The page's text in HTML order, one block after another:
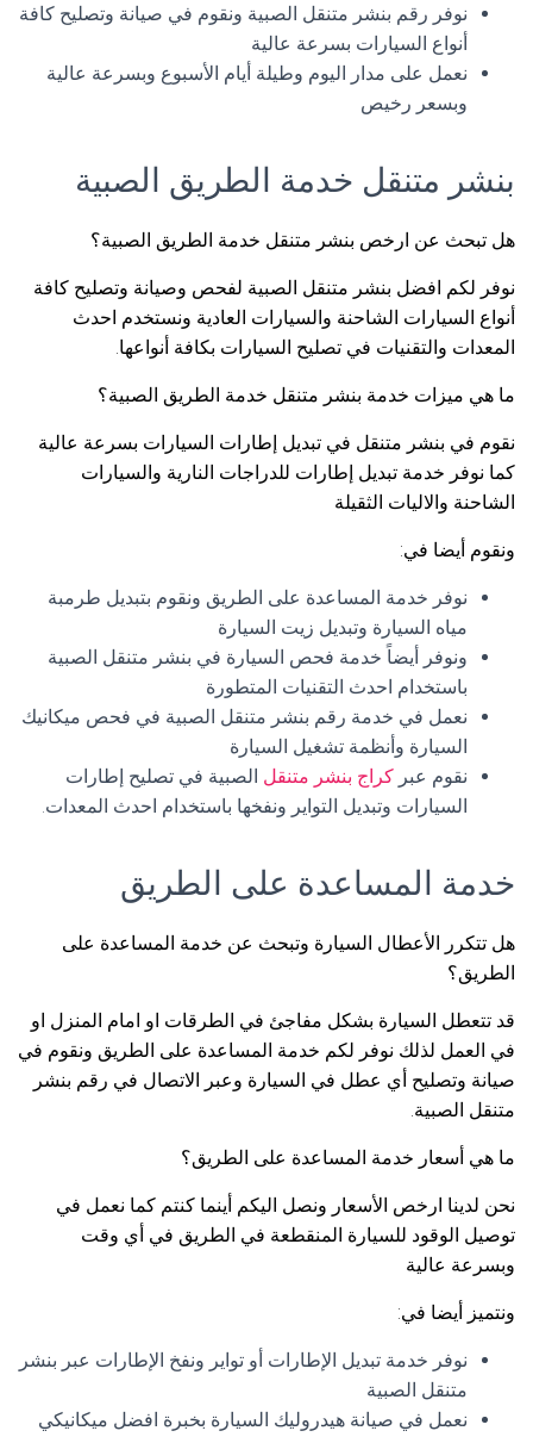
نوفر رقم بنشر متنقل الصبية ونقوم في صيانة وتصليح كافة
أنواع السيارات بسرعة عالية
نعمل على مدار اليوم وطيلة أيام الأسبوع وبسرعة عالية
وبسعر رخيص
بنشر متنقل خدمة الطريق الصبية
هل تبحث عن ارخص بنشر متنقل خدمة الطريق الصبية؟
نوفر لكم افضل بنشر متنقل الصبية لفحص وصيانة وتصليح كافة
أنواع السيارات الشاحنة والسيارات العادية ونستخدم احدث
المعدات والتقنيات في تصليح السيارات بكافة أنواعها.
ما هي ميزات خدمة بنشر متنقل خدمة الطريق الصبية؟
نقوم في بنشر متنقل في تبديل إطارات السيارات بسرعة عالية
كما نوفر خدمة تبديل إطارات للدراجات النارية والسيارات
الشاحنة والاليات الثقيلة
ونقوم أيضا في:
نوفر خدمة المساعدة على الطريق ونقوم بتبديل طرمبة
مياه السيارة وتبديل زيت السيارة
ونوفر أيضاً خدمة فحص السيارة في بنشر متنقل الصبية
باستخدام احدث التقنيات المتطورة
نعمل في خدمة رقم بنشر متنقل الصبية في فحص ميكانيك
السيارة وأنظمة تشغيل السيارة
نقوم عبر كراج بنشر متنقل الصبية في تصليح إطارات
السيارات وتبديل التواير ونفخها باستخدام احدث المعدات.
خدمة المساعدة على الطريق
هل تتكرر الأعطال السيارة وتبحث عن خدمة المساعدة على
الطريق؟
قد تتعطل السيارة بشكل مفاجئ في الطرقات او امام المنزل او
في العمل لذلك نوفر لكم خدمة المساعدة على الطريق ونقوم في
صيانة وتصليح أي عطل في السيارة وعبر الاتصال في رقم بنشر
متنقل الصبية.
ما هي أسعار خدمة المساعدة على الطريق؟
نحن لدينا ارخص الأسعار ونصل اليكم أينما كنتم كما نعمل في
توصيل الوقود للسيارة المنقطعة في الطريق في أي وقت
وبسرعة عالية
ونتميز أيضا في:
نوفر خدمة تبديل الإطارات أو تواير ونفخ الإطارات عبر بنشر
متنقل الصبية
نعمل في صيانة هيدروليك السيارة بخبرة افضل ميكانيكي